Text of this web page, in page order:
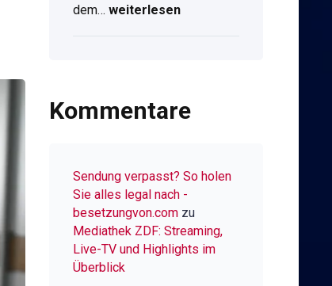
dem… TV
klappt
&
Live-
Stream
am
Computer
weiterlesen
Kommentare
Sendung verpasst? So holen
Sie alles legal nach -
besetzungvon.com zu
Mediathek ZDF: Streaming,
Live-TV und Highlights im
Überblick